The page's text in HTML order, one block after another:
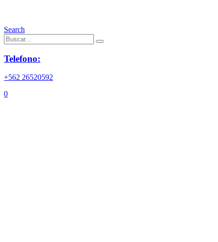
Search
Telefono:
+562 26520592
0